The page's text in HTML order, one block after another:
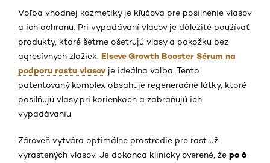
Voľba vhodnej kozmetiky je kľúčová pre posilnenie vlasov
a ich ochranu. Pri vypadávaní vlasov je dôležité používať
produkty, ktoré šetrne ošetrujú vlasy a pokožku bez
agresívnych zložiek. Elseve Growth Booster Sérum na
podporu rastu vlasov je ideálna voľba. Tento
patentovaný komplex obsahuje regeneračné látky, ktoré
posilňujú vlasy pri korienkoch a zabraňujú ich
vypadávaniu.
Zároveň vytvára optimálne prostredie pre rast už
vyrastených vlasov. Je dokonca klinicky overené, že po 6